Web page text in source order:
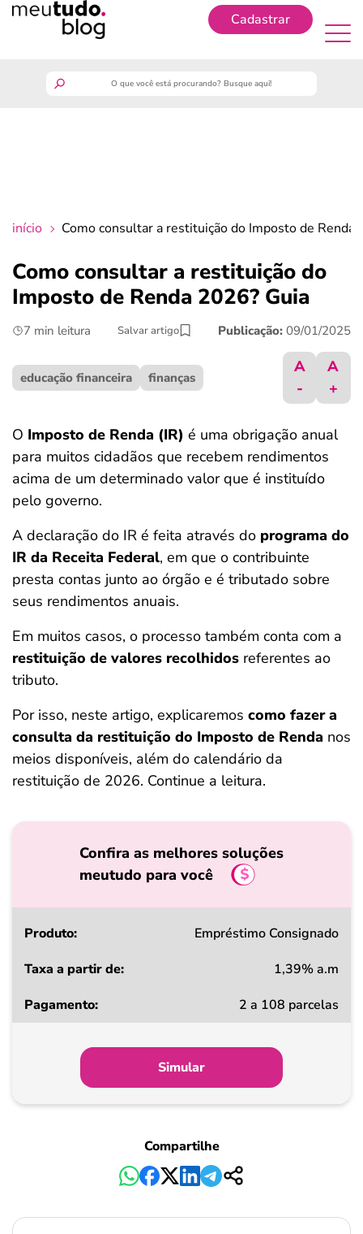
Cadastrar
crédito fácil
últimas notícias
ferramentas
início Como consultar a restituição do Imposto de Renda
Como consultar a restituição do
Imposto de Renda 2026? Guia
7 min leitura Salvar artigo Publicação: 09/01/2025
educação financeira finanças
A
-
A
+
O Imposto de Renda (IR) é uma obrigação anual
para muitos cidadãos que recebem rendimentos
acima de um determinado valor que é instituído
pelo governo.
A declaração do IR é feita através do programa do
IR da Receita Federal, em que o contribuinte
presta contas junto ao órgão e é tributado sobre
seus rendimentos anuais.
Em muitos casos, o processo também conta com a
restituição de valores recolhidos referentes ao
tributo.
Por isso, neste artigo, explicaremos como fazer a
consulta da restituição do Imposto de Renda nos
meios disponíveis, além do calendário da
restituição de 2026. Continue a leitura.
Confira as melhores soluções
meutudo para você
Produto
a
Pagamento
Empréstimo Consignado
1,39% a.m
2 a 108 parcelas
Simular
Compartilhe